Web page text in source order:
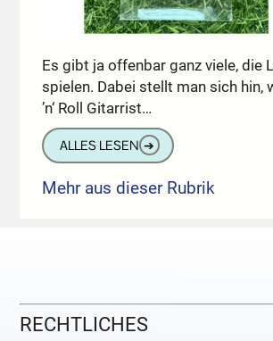
Es gibt ja offenbar ganz viele, die
spielen. Dabei stellt man sich hin,
’n‘ Roll Gitarrist…
ALLES LESEN ➔
Mehr aus dieser Rubrik
RECHTLICHES